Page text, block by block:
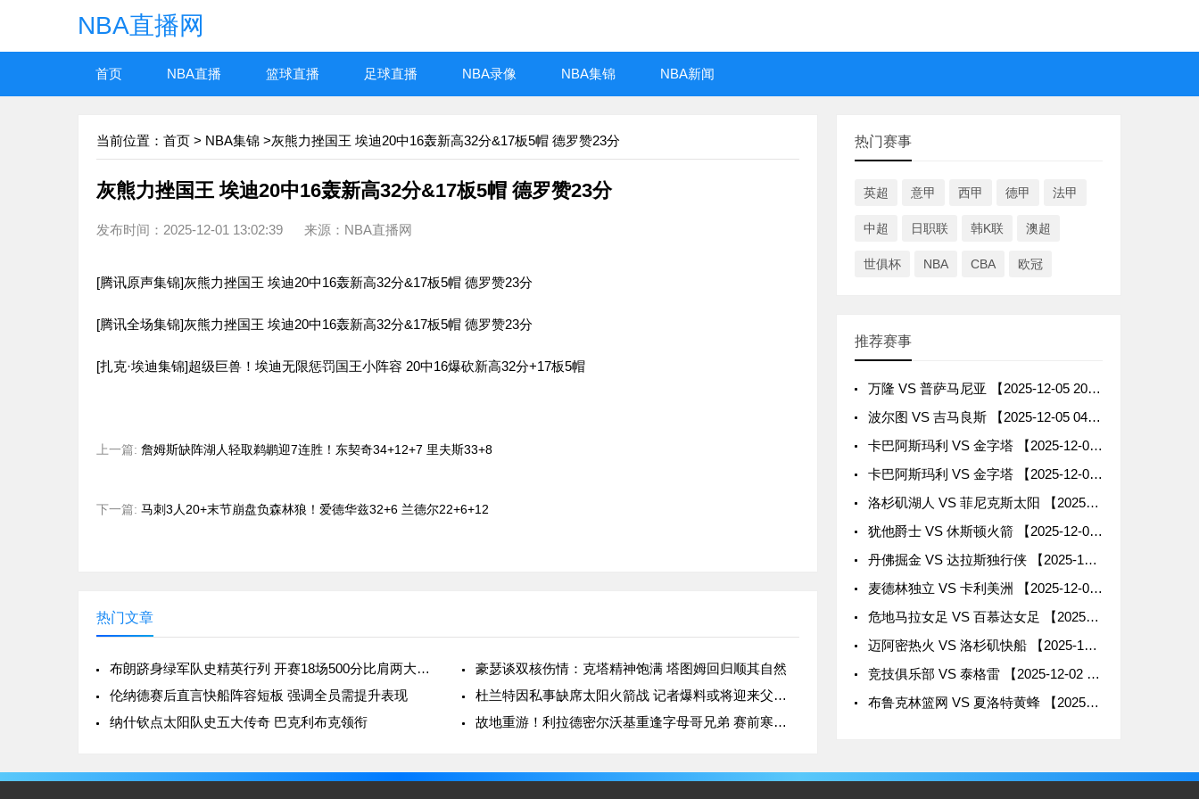
NBA直播网
首页 NBA直播 篮球直播 足球直播 NBA录像 NBA集锦 NBA新闻
当前位置： 首页 > NBA集锦 >灰熊力挫国王 埃迪20中16轰新高32分&17板5帽 德罗赞23分
灰熊力挫国王 埃迪20中16轰新高32分&17板5帽 德罗赞23分
发布时间：2025-12-01 13:02:39 来源：NBA直播网
[腾讯原声集锦]灰熊力挫国王 埃迪20中16轰新高32分&17板5帽 德罗赞23分
[腾讯全场集锦]灰熊力挫国王 埃迪20中16轰新高32分&17板5帽 德罗赞23分
[扎克·埃迪集锦]超级巨兽！埃迪无限惩罚国王小阵容 20中16爆砍新高32分+17板5帽
上一篇: 詹姆斯缺阵湖人轻取鹈鹕迎7连胜！东契奇34+12+7 里夫斯33+8
下一篇: 马刺3人20+末节崩盘负森林狼！爱德华兹32+6 兰德尔22+6+12
热门文章
布朗跻身绿军队史精英行列 开赛18场500分比肩两大传奇
豪瑟谈双核伤情：克塔精神饱满 塔图姆回归顺其自然
伦纳德赛后直言快船阵容短板 强调全员需提升表现
杜兰特因私事缺席太阳火箭战 记者爆料或将迎来父亲角色
纳什钦点太阳队史五大传奇 巴克利布克领衔
故地重游！利拉德密尔沃基重逢字母哥兄弟 赛前寒暄气氛融洽
热门赛事
英超 意甲 西甲 德甲 法甲
中超 日职联 韩K联 澳超
世俱杯 NBA CBA 欧冠
推荐赛事
万隆 VS 普萨马尼亚 【2025-12-05 20:00:00】
波尔图 VS 吉马良斯 【2025-12-05 04:15:00】
卡巴阿斯玛利 VS 金字塔 【2025-12-04 02:00:00】
卡巴阿斯玛利 VS 金字塔 【2025-12-04 01:00:00】
洛杉矶湖人 VS 菲尼克斯太阳 【2025-12-02 11:00:00】
犹他爵士 VS 休斯顿火箭 【2025-12-02 10:00:00】
丹佛掘金 VS 达拉斯独行侠 【2025-12-02 10:00:00】
麦德林独立 VS 卡利美洲 【2025-12-02 09:00:00】
危地马拉女足 VS 百慕达女足 【2025-12-02 09:00:00】
迈阿密热火 VS 洛杉矶快船 【2025-12-02 08:30:00】
竞技俱乐部 VS 泰格雷 【2025-12-02 08:30:00】
布鲁克林篮网 VS 夏洛特黄蜂 【2025-12-02 08:30:00】